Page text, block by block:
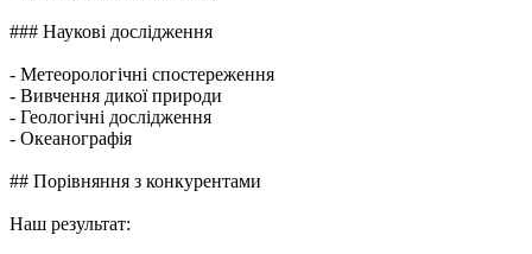
### Наукові дослідження
- Метеорологічні спостереження
- Вивчення дикої природи
- Геологічні дослідження
- Океанографія
## Порівняння з конкурентами
Наш результат: